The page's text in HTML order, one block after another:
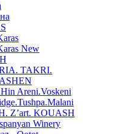
New
TAKRI.
Areni.Voskeni
Z’art. KOUASH
Winery